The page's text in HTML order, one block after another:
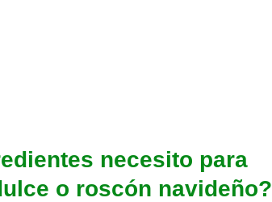
necesito para
o roscón navideño?